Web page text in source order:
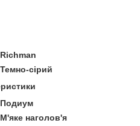
Richman
Темно-сірий
Подиум
М'яке наголов'я